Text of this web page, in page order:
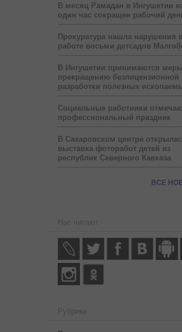
В месяц Рамадан в Ингушетии
один час сокращен рабочий
Прокуратура нашла нарушения в
работе восьми детсадов
В Ингушетии принимаются
прекращению безлицензионной
разработки полезных
Социальные работники
профессиональный праздник
В Сахаровском центре
выставка фоторабот детей из
республик Северного Кавказа
ВСЕ
Нас читают
Рубрики